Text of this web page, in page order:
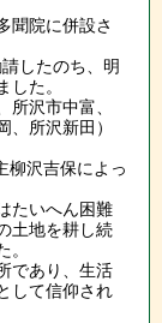
聞院に併設さ
したのち、明
た。
沢市中富、
所沢新田）
柳沢吉保によっ
たいへん困難
土地を耕し続
であり、生活
して信仰され